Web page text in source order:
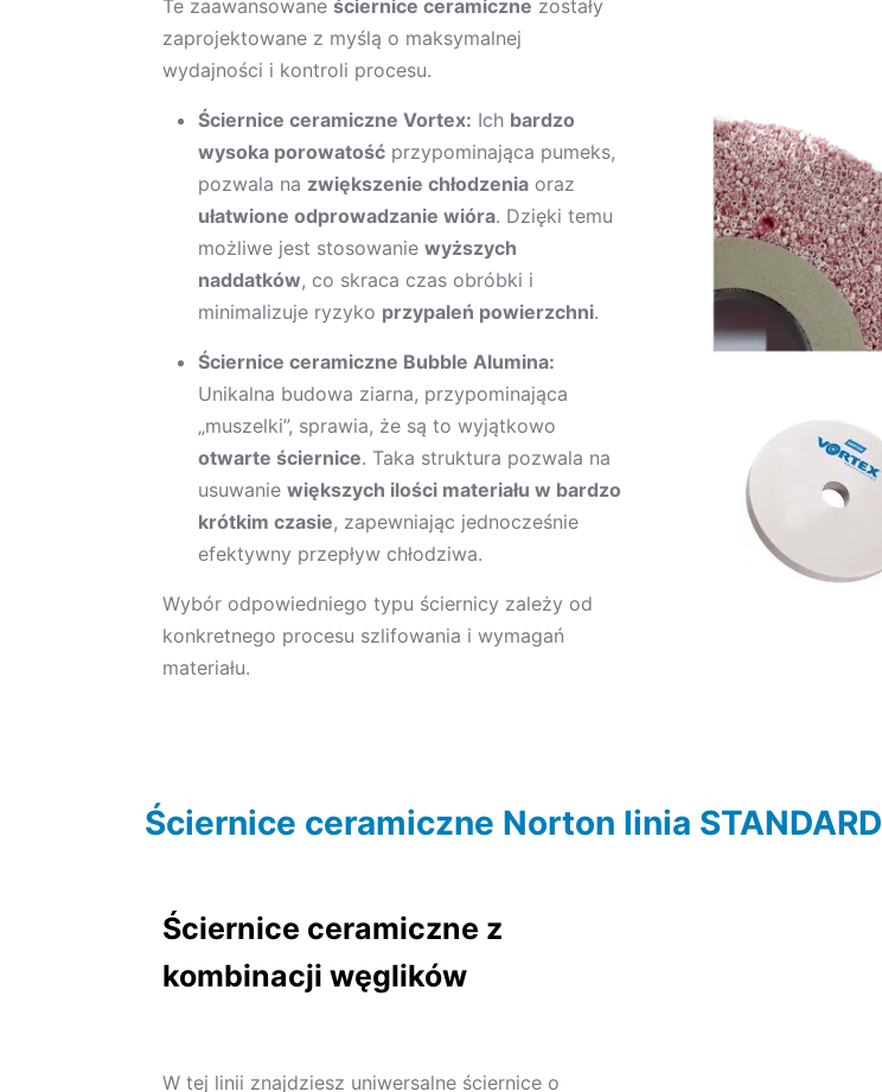
Te zaawansowane ściernice ceramiczne zostały
zaprojektowane z myślą o maksymalnej
wydajności i kontroli procesu.
Ściernice ceramiczne Vortex: Ich bardzo
wysoka porowatość przypominająca pumeks,
pozwala na zwiększenie chłodzenia oraz
ułatwione odprowadzanie wióra. Dzięki temu
możliwe jest stosowanie wyższych
naddatków, co skraca czas obróbki i
minimalizuje ryzyko przypaleń powierzchni.
Ściernice ceramiczne Bubble Alumina:
Unikalna budowa ziarna, przypominająca
„muszelki”, sprawia, że są to wyjątkowo
otwarte ściernice. Taka struktura pozwala na
usuwanie większych ilości materiału w bardzo
krótkim czasie, zapewniając jednocześnie
efektywny przepływ chłodziwa.
Wybór odpowiedniego typu ściernicy zależy od
konkretnego procesu szlifowania i wymagań
materiału.
Ściernice ceramiczne Norton linia STANDARD
Ściernice ceramiczne z
kombinacji węglików
W tej linii znajdziesz uniwersalne ściernice o